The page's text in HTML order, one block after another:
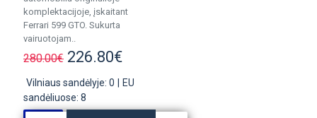
komplektacijoje, įskaitant
Ferrari 599 GTO. Sukurta
vairuotojam..
280.00€ 226.80€
Vilniaus sandėlyje: 0
EU
sandėliuose: 8